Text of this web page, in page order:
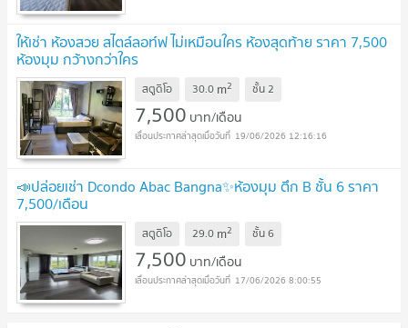
ให้เช่า ห้องสวย สไตล์ลอท์ฟ ไม่เหมือนใคร ห้องสุดท้าย ราคา 7,500
ห้องมุม กว้างกว่าใคร
สตูดิโอ 30.0 m2 ชั้น2
7,500 บาท/เดือน
19/06/2026 12:16:16
📣ปล่อยเช่า Dcondo Abac Bangna✨ห้องมุม ตึก B ชั้น 6 ราคา
7,500/เดือน
สตูดิโอ 29.0 m2 ชั้น6
7,500 บาท/เดือน
17/06/2026 8:00:55